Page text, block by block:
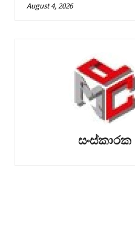
August 4, 2026
සංස්කාරක